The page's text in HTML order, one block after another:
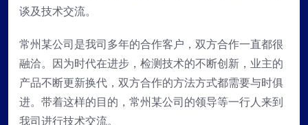
谈及技术交流。
常州某公司是我司多年的合作客户，双方合作一直都很
融洽。因为时代在进步，检测技术的不断创新，业主的
产品不断更新换代，双方合作的方法方式都需要与时俱
进。带着这样的目的，常州某公司的领导等一行人来到
我司进行技术交流。